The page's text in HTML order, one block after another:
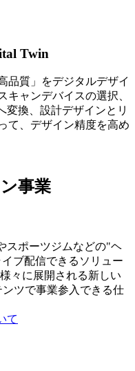
Twin
品質」をデジタルデザイ
キャンデバイスの選択、
変換、設計デザインとリ
て、デザイン精度を高め
事業
スポーツジムなどの"ヘ
ブ配信できるソリュー
々に展開される新しい
ツで事業参入できる仕
て